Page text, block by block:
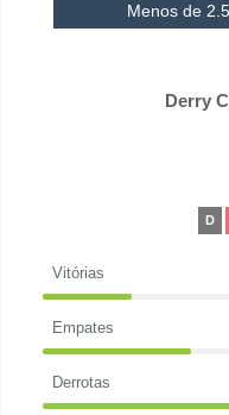
Menos de 2.5
Derry
D
Vitórias
Empates
Derrotas